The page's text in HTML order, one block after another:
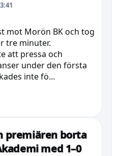
mot Morön BK och tog
tre minuter.
att pressa och
under den första
inte fö…
premiären borta
med 1–0